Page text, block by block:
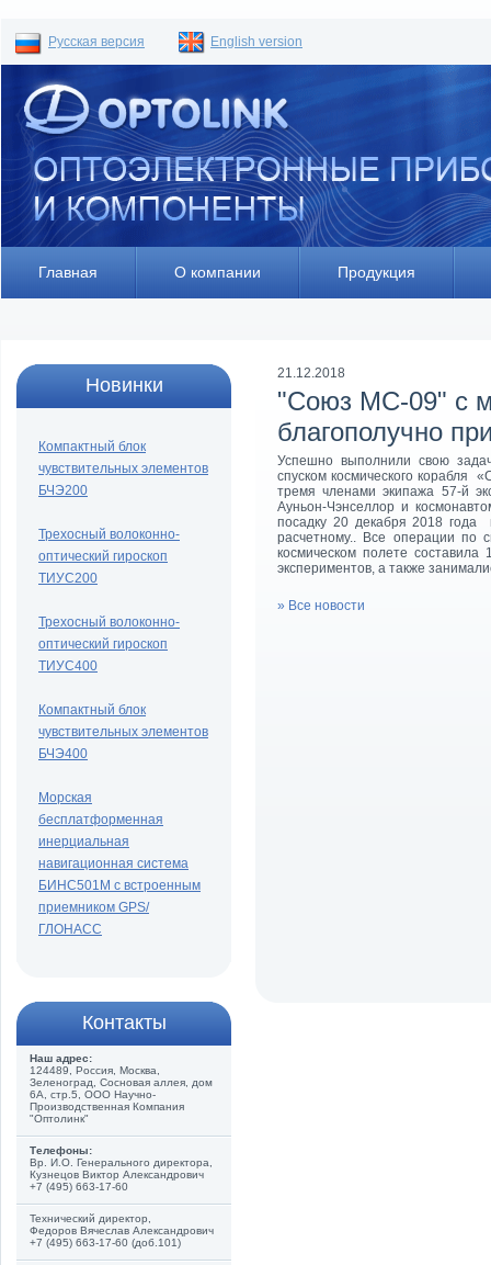
Русская версия English version
Главная О компании Продукция
Новинки
Компактный блок
чувствительных элементов
БЧЭ200
Трехосный волоконно-
оптический гироскоп
ТИУС200
Трехосный волоконно-
оптический гироскоп
ТИУС400
Компактный блок
чувствительных элементов
БЧЭ400
Морская
бесплатформенная
инерциальная
навигационная система
БИНС501М с встроенным
приемником GPS/
ГЛОНАСС
Контакты
Наш адрес:
124489, Россия, Москва,
Зеленоград, Сосновая аллея, дом
6А, стр.5, ООО Научно-
Производственная Компания
"Оптолинк"
Телефоны:
Вр. И.О. Генерального директора,
Кузнецов Виктор Александрович
+7 (495) 663-17-60
Технический директор,
Федоров Вячеслав Александрович
+7 (495) 663-17-60 (доб.101)
21.12.2018
"Союз МC-09" с
благополучно
Успешно выполнили свою
спуском космического корабля
тремя членами экипажа 57-й
Ауньон-Чэнселлор и
посадку 20 декабря 2018 года
расчетному.. Все операции по
космическом полете
экспериментов, а также
» Все новости